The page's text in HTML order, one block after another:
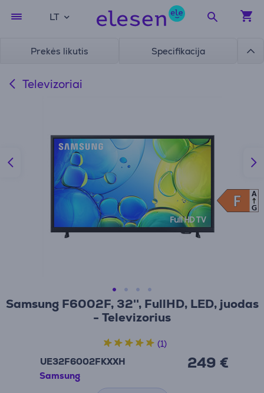
LT
Prekės likutis Specifikacija
Televizoriai
Samsung F6002F, 32'', FullHD, LED, juodas
- Televizorius
UE32F6002FKXXH
Samsung
249 €
(1)
F
F
A
G